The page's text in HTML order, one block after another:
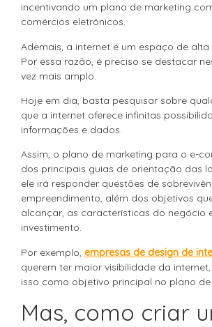
incentivando um plano de marketing
comércios eletrônicos.
Ademais, a internet é um espaço de alta
Por essa razão, é preciso se destacar
vez mais amplo.
Hoje em dia, basta pesquisar sobre
que a internet oferece infinitas
informações e dados.
Assim, o plano de marketing para o e-
dos principais guias de orientação das
ele irá responder questões de
empreendimento, além dos objetivos
alcançar, as características do negócio
investimento.
Por exemplo, empresas de design de
querem ter maior visibilidade da
isso como objetivo principal no plano
Mas, como criar